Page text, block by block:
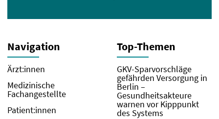
Navigation
Ärzt:innen
Medizinische
Fachangestellte
Patient:innen
Top-Themen
GKV-Sparvorschläge
gefährden Versorgung in
Berlin –
Gesundheitsakteure
warnen vor Kipppunkt
des Systems